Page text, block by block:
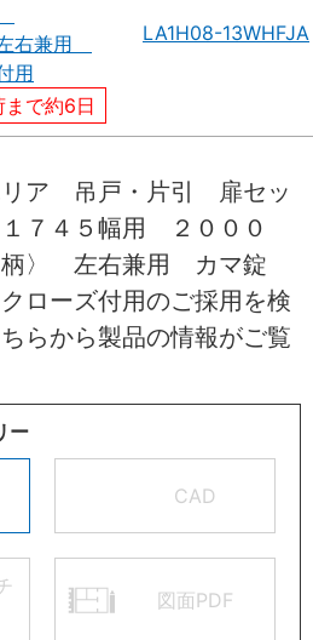
右兼用
用
で約6日
LA1H08-13WHFJA
ア 吊戸・片引 扉セッ
７４５幅用 ２０００
〉 左右兼用 カマ錠
ーズ付用のご採用を検
らから製品の情報がご覧
ー
CAD
図面PDF